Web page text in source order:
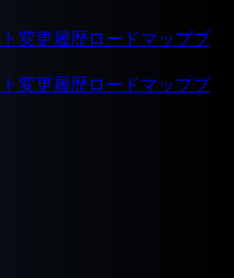
変更履歴ロードマップブ
変更履歴ロードマップブ